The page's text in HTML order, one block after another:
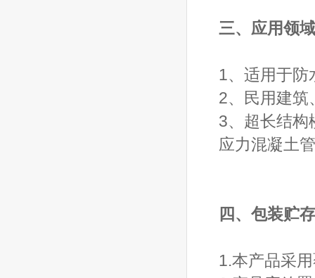
三、应用领域
1、适用于防
2、民用建筑
3、超长结构
应力混凝土
四、包装贮存
1.本产品采